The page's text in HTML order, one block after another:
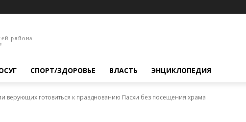
района
СПОРТ/ЗДОРОВЬЕ ВЛАСТЬ ЭНЦИКЛОПЕДИЯ
верующих готовиться к празднованию Пасхи без посещения храма